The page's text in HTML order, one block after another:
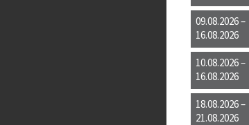
09.08.2026 –
16.08.2026
10.08.2026 –
16.08.2026
18.08.2026 –
21.08.2026